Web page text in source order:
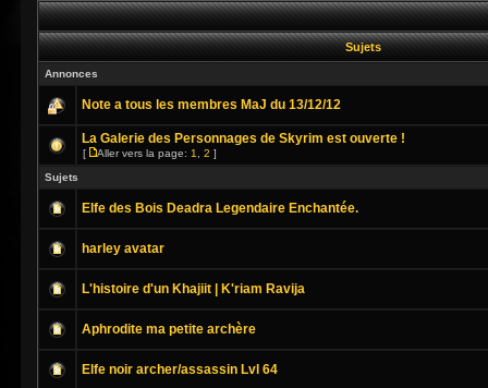
Sujets
Annonces
Note a tous les membres MaJ du 13/12/12
La Galerie des Personnages de Skyrim est ouverte !
[ Aller vers la page: 1 2 ]
Sujets
Elfe des Bois Deadra Legendaire Enchantée.
harley avatar
L'histoire d'un Khajiit | K'riam Ravija
Aphrodite ma petite archère
Elfe noir archer/assassin Lvl 64